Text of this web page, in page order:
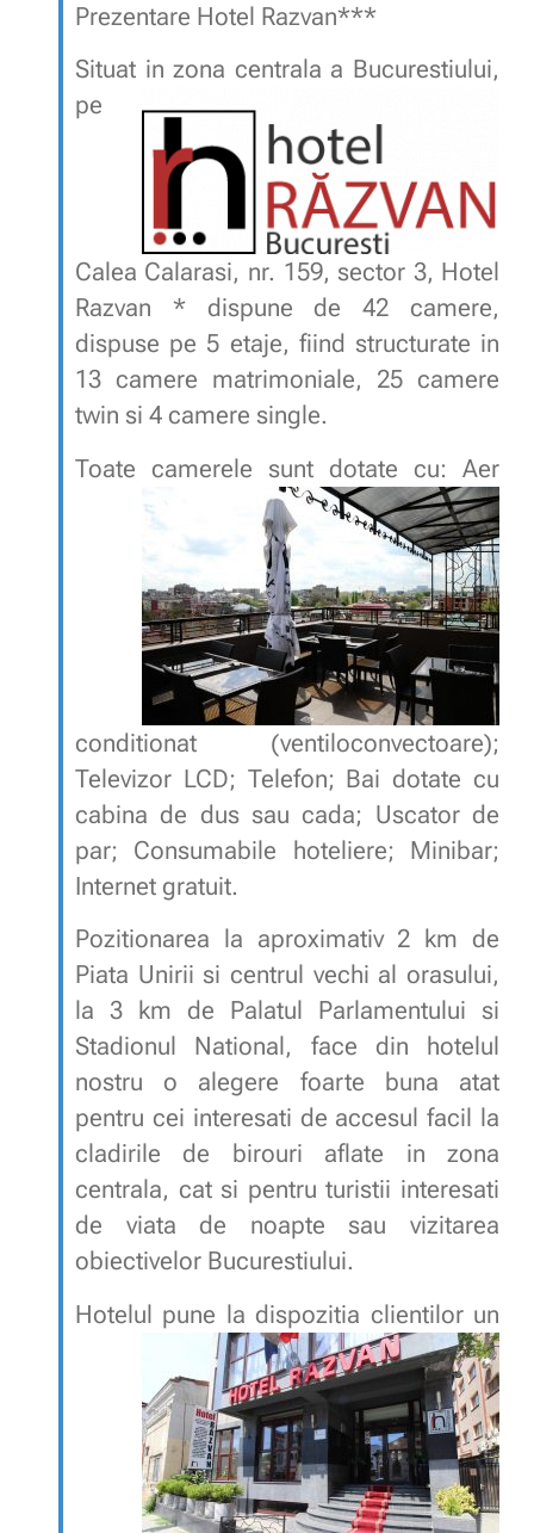
Prezentare Hotel Razvan***
Situat in zona centrala a Bucurestiului,
pe
Calea Calarasi, nr. 159, sector 3, Hotel
Razvan * dispune de 42 camere,
dispuse pe 5 etaje, fiind structurate in
13 camere matrimoniale, 25 camere
twin si 4 camere single.
Toate camerele sunt dotate cu:Aer
conditionat (ventiloconvectoare);
Televizor LCD; Telefon; Bai dotate cu
cabina de dus sau cada; Uscator de
par; Consumabile hoteliere; Minibar;
Internet gratuit.
Pozitionarea la aproximativ 2 km de
Piata Unirii si centrul vechi al orasului,
la 3 km de Palatul Parlamentului si
Stadionul National, face din hotelul
nostru o alegere foarte buna atat
pentru cei interesati de accesul facil la
cladirile de birouri aflate in zona
centrala, cat si pentru turistii interesati
de viata de noapte sau vizitarea
obiectivelor Bucurestiului.
Hotelul pune la dispozitia clientilor un